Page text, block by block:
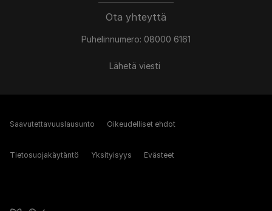
Ota yhteyttä
Puhelinnumero: 08000 6161
Lähetä viesti
Saavutettavuuslausunto Oikeudelliset ehdot
Tietosuojakäytäntö Yksityisyys Evästeet